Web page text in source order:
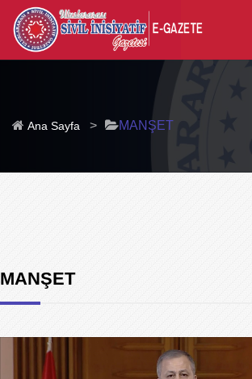
Ana Sayfa > MANŞET
MANŞET